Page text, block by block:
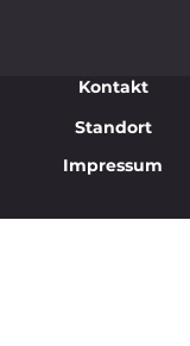
Kontakt
Standort
Impressum